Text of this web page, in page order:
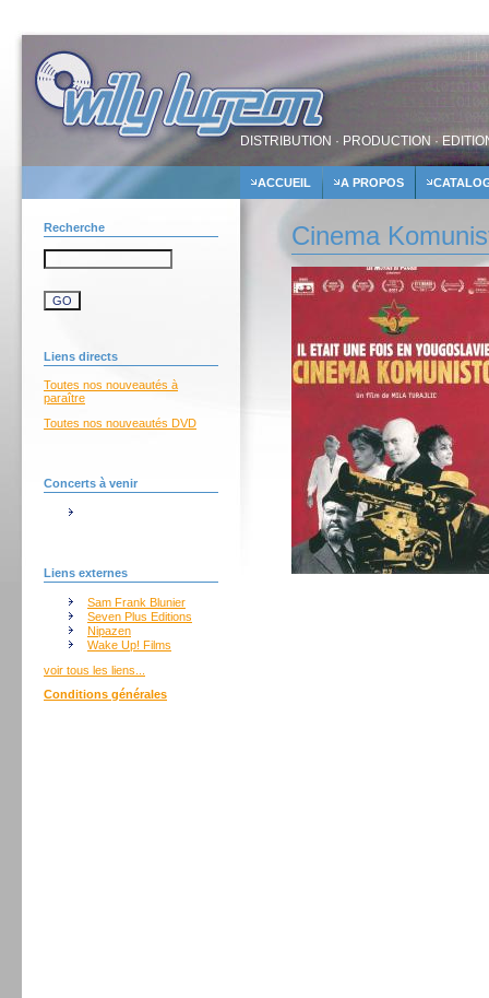
DISTRIBUTION · PRODUCTION ·
ACCUEIL A PROPOS
Recherche
Liens directs
Toutes nos nouveautés à
paraître
Toutes nos nouveautés DVD
Concerts à venir
Liens externes
Sam Frank Blunier
Seven Plus Editions
Nipazen
Wake Up! Films
voir tous les liens...
Conditions générales
Cinema